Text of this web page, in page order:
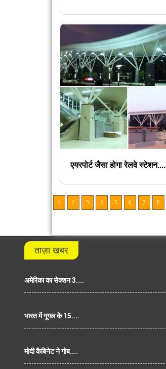
एयरपोर्ट जैसा होगा रेलवे स्टेशन....
1 2 3 4 5 6 7 8
ताज़ा खबर
अमेरिका का सेक्शन 3....
भारत में गूगल के 15....
मोदी कैबिनेट ने गोब....